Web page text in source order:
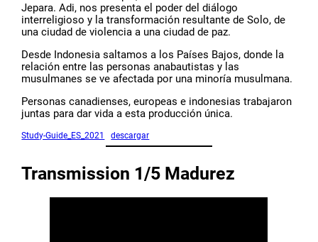
Jepara. Adi, nos presenta el poder del diálogo
interreligioso y la transformación resultante de Solo, de
una ciudad de violencia a una ciudad de paz.
Desde Indonesia saltamos a los Países Bajos, donde la
relación entre las personas anabautistas y las
musulmanes se ve afectada por una minoría musulmana.
Personas canadienses, europeas e indonesias trabajaron
juntas para dar vida a esta producción única.
Study-Guide_ES_2021 descargar
Transmission 1/5 Madurez